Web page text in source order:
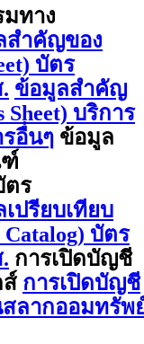
มทาง
สำคัญของ
บัตร
ข้อมูลสำคัญ
บริการ
อื่นๆ ข้อมูล
ฑ์
ตร
ปรียบเทียบ
บัตร
การเปิดบัญชี
ส์ การเปิดบัญชี
สลากออมทรัพ